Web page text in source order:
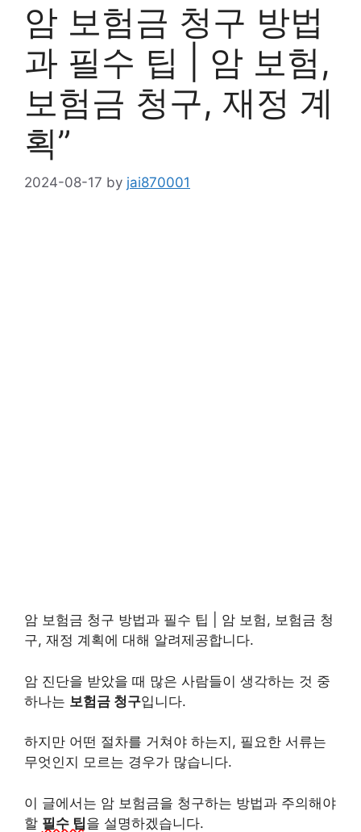
암 보험금 청구 방법
과 필수 팁 | 암 보험,
보험금 청구, 재정 계
획”
2024-08-17 by jai870001
암 보험금 청구 방법과 필수 팁 | 암 보험, 보험금 청
구, 재정 계획에 대해 알려제공합니다.
암 진단을 받았을 때 많은 사람들이 생각하는 것 중
하나는 보험금 청구입니다.
하지만 어떤 절차를 거쳐야 하는지, 필요한 서류는
무엇인지 모르는 경우가 많습니다.
이 글에서는 암 보험금을 청구하는 방법과 주의해야
할 필수 팁을 설명하겠습니다.